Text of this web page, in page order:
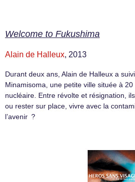
Welcome to Fukushima
Alain de Halleux, 2013
Durant deux ans, Alain de Halleux a
Minamisoma, une petite ville située à
nucléaire. Entre révolte et résignation,
ou rester sur place, vivre avec la
l’avenir ?